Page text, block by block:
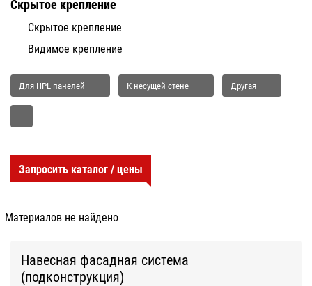
Скрытое крепление
Скрытое крепление
Видимое крепление
Для HPL панелей К несущей стене Другая
Запросить каталог / цены
Материалов не найдено
Навесная фасадная система
(подконструкция)